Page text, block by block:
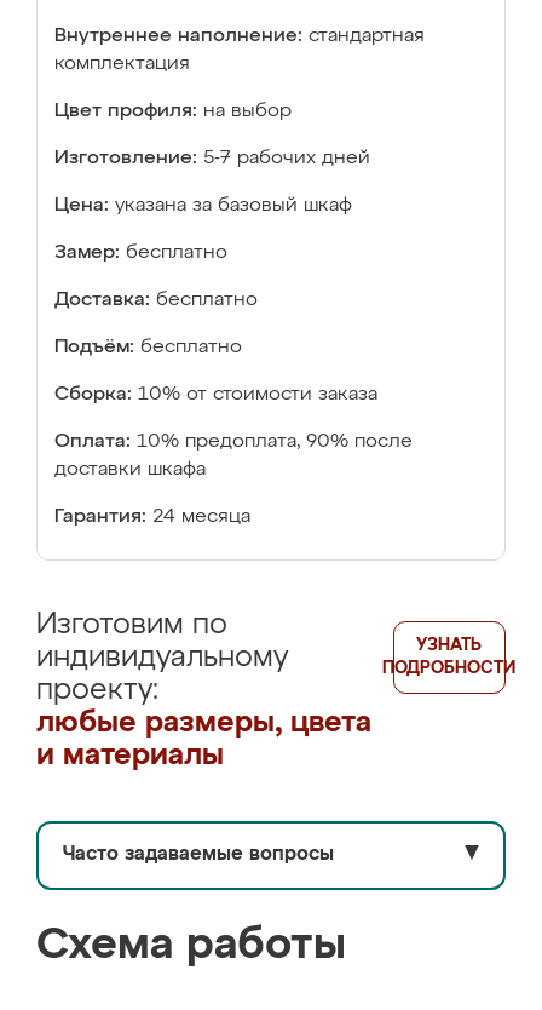
Внутреннее наполнение: стандартная
комплектация
Цвет профиля: на выбор
Изготовление: 5-7 рабочих дней
Цена: указана за базовый шкаф
Замер: бесплатно
Доставка: бесплатно
Подъём: бесплатно
Сборка: 10% от стоимости заказа
Оплата: 10% предоплата, 90% после
доставки шкафа
Гарантия: 24 месяца
Изготовим по
индивидуальному
проекту:
любые размеры, цвета
и материалы
УЗНАТЬ
ПОДРОБНОСТИ
Часто задаваемые вопросы ▼
Схема работы